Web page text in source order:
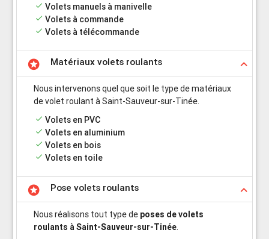
done Volets manuels à manivelle
done Volets à commande
done Volets à télécommande
stars keyboard_arrow_up
Matériaux volets roulants
Nous intervenons quel que soit le type de matériaux
de volet roulant à Saint-Sauveur-sur-Tinée.
done Volets en PVC
done Volets en aluminium
done Volets en bois
done Volets en toile
stars keyboard_arrow_up
Pose volets roulants
Nous réalisons tout type de poses de volets
roulants à Saint-Sauveur-sur-Tinée.